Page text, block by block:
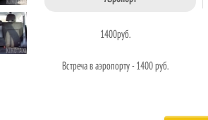
1400руб.
Встреча в аэропорту - 1400 руб.